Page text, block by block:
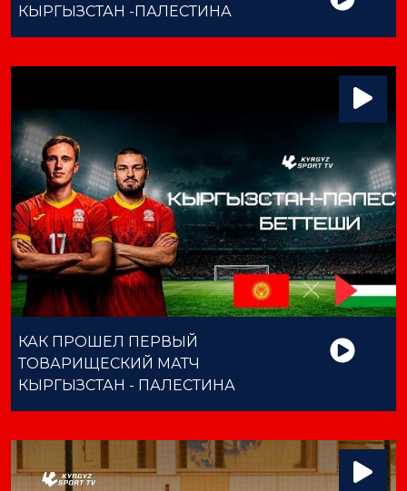
КЫРГЫЗСТАН -ПАЛЕСТИНА
КАК ПРОШЕЛ ПЕРВЫЙ
ТОВАРИЩЕСКИЙ МАТЧ
КЫРГЫЗСТАН - ПАЛЕСТИНА